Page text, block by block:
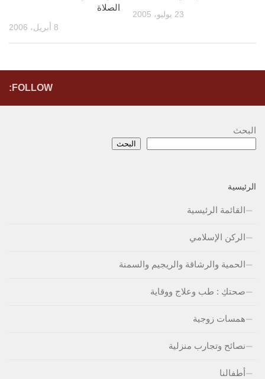
الصلاة
8 أبريل، 2006
23 يوليو، 2005
FOLLOW:
البحث
البحث
الرئيسية
القائمة الرئيسية
الركن الإسلامي
الحمية والرشاقة والريجيم والسمنة
صحتكِ : طب وعلاج ووقاية
همسات زوجية
نصائح وتجارب منزلية
أطفالنا